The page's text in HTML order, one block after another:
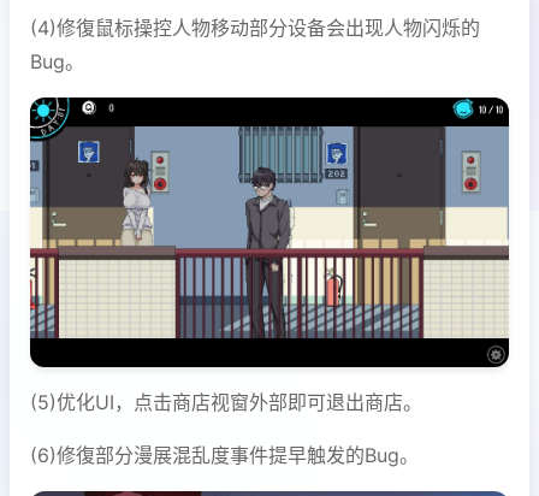
(4)修復鼠标操控人物移动部分设备会出现人物闪烁的
Bug。
(5)优化UI，点击商店视窗外部即可退出商店。
(6)修復部分漫展混乱度事件提早触发的Bug。